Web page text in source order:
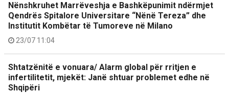
Nënshkruhet Marrëveshja e Bashkëpunimit ndërmjet
Qendrës Spitalore Universitare “Nënë Tereza” dhe
Institutit Kombëtar të Tumoreve në Milano
23/07 11:04
Shtatzënitë e vonuara/ Alarm global për rritjen e
infertilitetit, mjekët: Janë shtuar problemet edhe në
Shqipëri